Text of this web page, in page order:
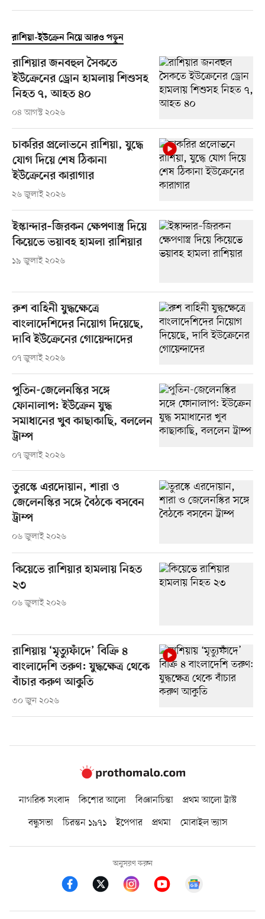
রাশিয়া-ইউক্রেন নিয়ে আরও পড়ুন
রাশিয়ার জনবহুল সৈকতে
ইউক্রেনের ড্রোন হামলায় শিশুসহ
নিহত ৭, আহত ৪০
০৪ আগস্ট ২০২৬
চাকরির প্রলোভনে রাশিয়া, যুদ্ধে
যোগ দিয়ে শেষ ঠিকানা
ইউক্রেনের কারাগার
২৬ জুলাই ২০২৬
ইস্কান্দার–জিরকন ক্ষেপণাস্ত্র দিয়ে
কিয়েভে ভয়াবহ হামলা রাশিয়ার
১৯ জুলাই ২০২৬
রুশ বাহিনী যুদ্ধক্ষেত্রে
বাংলাদেশিদের নিয়োগ দিয়েছে,
দাবি ইউক্রেনের গোয়েন্দাদের
০৭ জুলাই ২০২৬
পুতিন-জেলেনস্কির সঙ্গে
ফোনালাপ: ইউক্রেন যুদ্ধ
সমাধানের খুব কাছাকাছি, বললেন
ট্রাম্প
০৭ জুলাই ২০২৬
তুরস্কে এরদোয়ান, শারা ও
জেলেনস্কির সঙ্গে বৈঠকে বসবেন
ট্রাম্প
০৬ জুলাই ২০২৬
কিয়েভে রাশিয়ার হামলায় নিহত
২৩
০৬ জুলাই ২০২৬
রাশিয়ায় ‘মৃত্যুফাঁদে’ বিক্রি ৪
বাংলাদেশি তরুণ: যুদ্ধক্ষেত্র থেকে
বাঁচার করুণ আকুতি
৩০ জুন ২০২৬
নাগরিক সংবাদ কিশোর আলো বিজ্ঞানচিন্তা
প্রথম আলো ট্রাস্ট
বন্ধুসভা
চিরন্তন ১৯৭১ ইপেপার প্রথমা মোবাইল ভ্যাস
অনুসরণ করুন